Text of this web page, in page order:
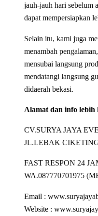
jauh-jauh hari sebelum
dapat mempersiapkan
Selain itu, kami juga
menambah
mensubai langsung
mendatangi langsung
didaerah bekasi.
Alamat dan info lebih
CV.SURYA JAYA
JL.LEBAK
FAST RESPON 24
WA.087770701975
Email :
Website :